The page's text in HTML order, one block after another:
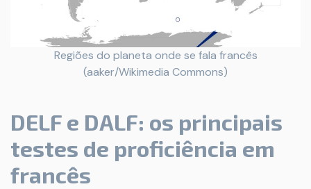
Regiões do planeta onde se fala francês
(aaker/Wikimedia Commons)
DELF e DALF: os principais
testes de proficiência em
francês